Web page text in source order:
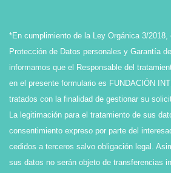
*En cumplimiento de la Ley Orgánica 3/
Protección de Datos personales y Garantía
informamos que el Responsable del
en el presente formulario es FUNDACIÓN
tratados con la finalidad de gestionar su
La legitimación para el tratamiento de sus
consentimiento expreso por parte del
cedidos a terceros salvo obligación legal.
sus datos no serán objeto de transferencias